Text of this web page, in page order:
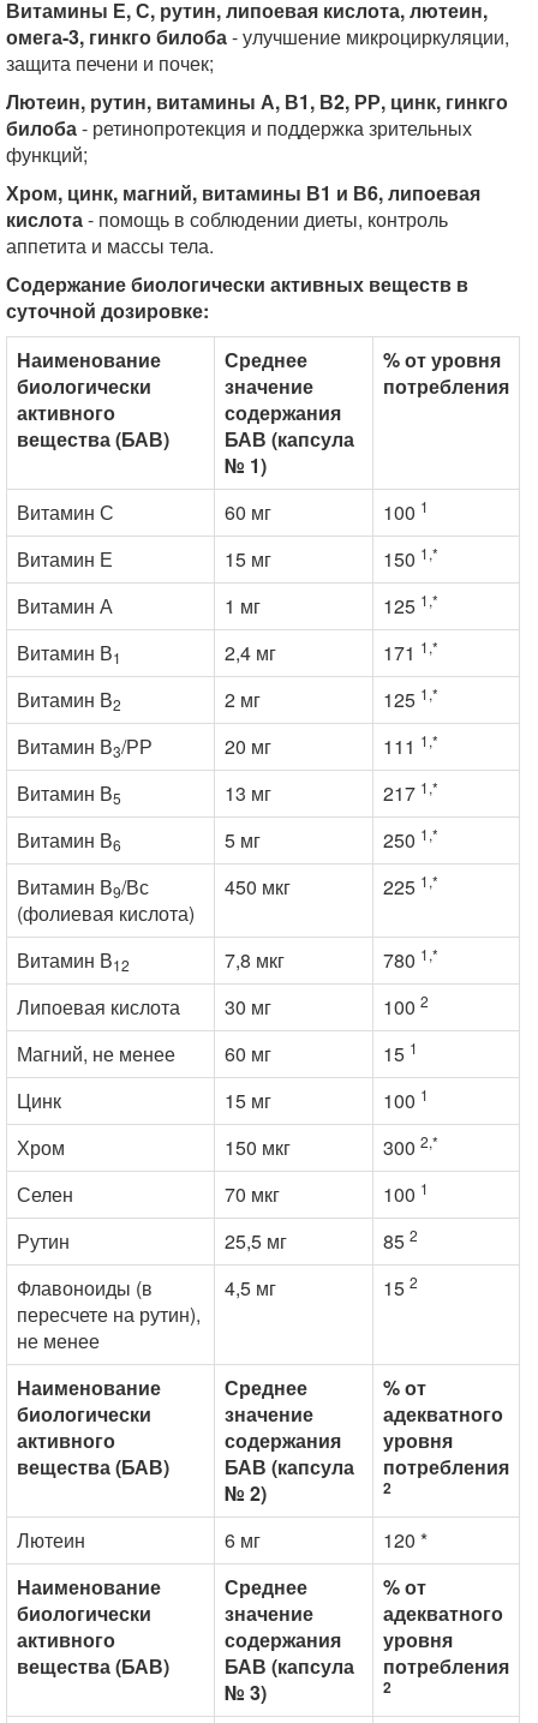
Витамины Е, С, рутин, липоевая кислота, лютеин,
омега-3, гинкго билоба- улучшение микроциркуляции,
защита печени и почек;
Лютеин, рутин, витамины А, В1, В2, РР, цинк, гинкго
билоба- ретинопротекция и поддержка зрительных
функций;
Хром, цинк, магний, витамины В1 и В6, липоевая
кислота- помощь в соблюдении диеты, контроль
аппетита и массы тела.
Содержание биологически активных веществ в
суточной дозировке:
Наименование
биологически
активного
вещества (БАВ)
Среднее
значение
содержания
БАВ (капсула
№ 1)
% от уровня
потребления
Витамин С 60 мг 100 1
Витамин Е 15 мг 150 1,*
Витамин А 1 мг 125 1,*
Витамин В1 2,4 мг 171 1,*
Витамин В2 2 мг 125 1,*
Витамин В3/РР 20 мг 111 1,*
Витамин В5 13 мг 217 1,*
Витамин В6 5 мг 250 1,*
Витамин В9/Вс
(фолиевая кислота)
450 мкг 225 1,*
Витамин В12 7,8 мкг 780 1,*
Липоевая кислота 30 мг 100 2
Магний, не менее 60 мг 15 1
Цинк 15 мг 100 1
Хром 150 мкг 300 2,*
Селен 70 мкг 100 1
Рутин 25,5 мг 85 2
Флавоноиды (в
пересчете на рутин),
не менее
4,5 мг 15 2
Наименование
биологически
активного
вещества (БАВ)
Среднее
значение
содержания
БАВ (капсула
№ 2)
% от
адекватного
уровня
потребления
2
Лютеин 6 мг
120 *
Наименование
биологически
активного
вещества (БАВ)
Среднее
значение
содержания
БАВ (капсула
№ 3)
% от
адекватного
уровня
потребления
2